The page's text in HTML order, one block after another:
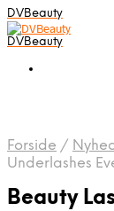
DVBeauty
DVBeauty
Forside /
Underlashes
Beauty